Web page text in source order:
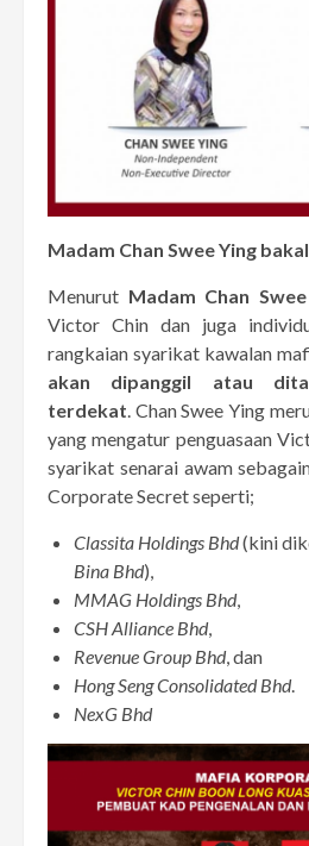
Madam Chan Swee Ying
Menurut Madam Chan
Victor Chin dan juga
rangkaian syarikat kawalan
akan dipanggil atau
terdekat. Chan Swee Ying
yang mengatur penguasaan
syarikat senarai awam
Corporate Secret seperti;
Classita Holdings Bhd(kini
Bina Bhd),
MMAG Holdings Bhd,
CSH Alliance Bhd,
Revenue Group Bhd, dan
Hong Seng Consolidated Bhd.
NexG Bhd